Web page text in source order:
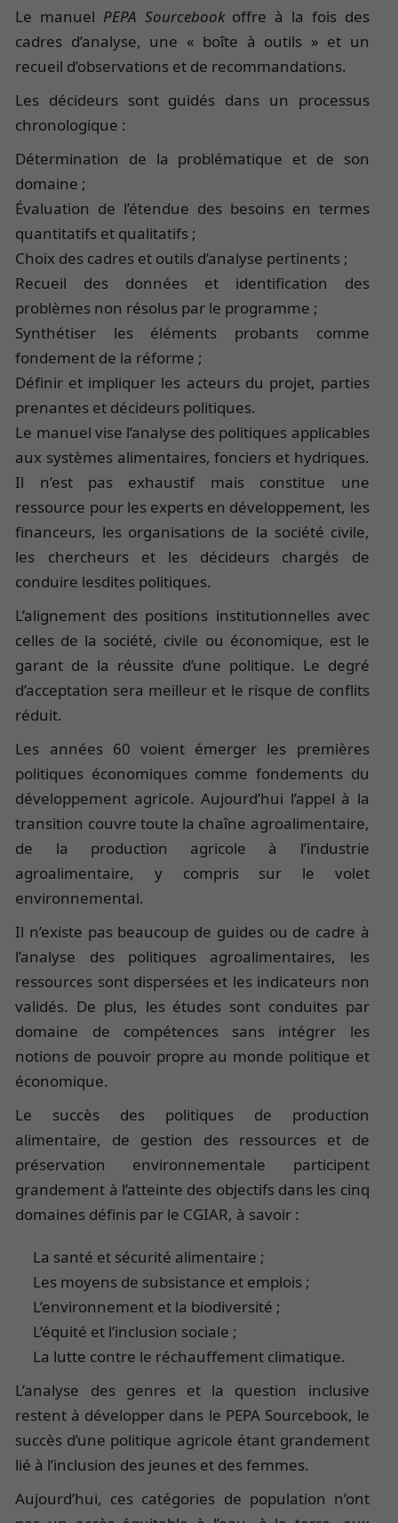
Le manuel PEPA Sourcebookoffre à la fois des
cadres d’analyse, une « boîte à outils » et un
recueil d’observations et de recommandations.
Les décideurs sont guidés dans un processus
chronologique :
Détermination de la problématique et de son
domaine ;
Évaluation de l’étendue des besoins en termes
quantitatifs et qualitatifs ;
Choix des cadres et outils d’analyse pertinents ;
Recueil des données et identification des
problèmes non résolus par le programme ;
Synthétiser les éléments probants comme
fondement de la réforme ;
Définir et impliquer les acteurs du projet, parties
prenantes et décideurs politiques.
Le manuel vise l’analyse des politiques applicables
aux systèmes alimentaires, fonciers et hydriques.
Il n’est pas exhaustif mais constitue une
ressource pour les experts en développement, les
financeurs, les organisations de la société civile,
les chercheurs et les décideurs chargés de
conduire lesdites politiques.
L’alignement des positions institutionnelles avec
celles de la société, civile ou économique, est le
garant de la réussite d’une politique. Le degré
d’acceptation sera meilleur et le risque de conflits
réduit.
Les années 60 voient émerger les premières
politiques économiques comme fondements du
développement agricole. Aujourd’hui l’appel à la
transition couvre toute la chaîne agroalimentaire,
de la production agricole à l’industrie
agroalimentaire, y compris sur le volet
environnemental.
Il n’existe pas beaucoup de guides ou de cadre à
l’analyse des politiques agroalimentaires, les
ressources sont dispersées et les indicateurs non
validés. De plus, les études sont conduites par
domaine de compétences sans intégrer les
notions de pouvoir propre au monde politique et
économique.
Le succès des politiques de production
alimentaire, de gestion des ressources et de
préservation environnementale participent
grandement à l’atteinte des objectifs dans les cinq
domaines définis par le CGIAR, à savoir :
La santé et sécurité alimentaire ;
Les moyens de subsistance et emplois ;
L’environnement et la biodiversité ;
L’équité et l’inclusion sociale ;
La lutte contre le réchauffement climatique.
L’analyse des genres et la question inclusive
restent à développer dans le PEPA Sourcebook, le
succès d’une politique agricole étant grandement
lié à l’inclusion des jeunes et des femmes.
Aujourd’hui, ces catégories de population n’ont